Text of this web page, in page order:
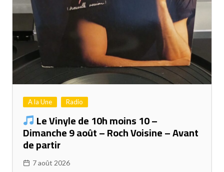
A la Une Radio
Le Vinyle de 10h moins 10 –
Dimanche 9 août – Roch Voisine – Avant
de partir
7 août 2026